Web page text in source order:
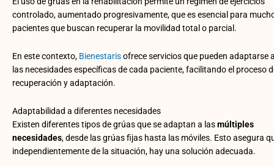
controlado, aumentado progresivamente, que es esencial para
pacientes que buscan recuperar la movilidad total o parcial.
En este contexto, Bienestarisofrece servicios que pueden adaptarse
las necesidades específicas de cada paciente, facilitando el proceso
recuperación y adaptación.
Adaptabilidad a diferentes necesidades
Existen diferentes tipos de grúas que se adaptan a lasmúltiples
necesidades, desde las grúas fijas hasta las móviles. Esto asegura
independientemente de la situación, hay una solución adecuada.